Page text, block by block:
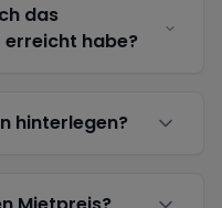
das
habe?
hinterlegen?